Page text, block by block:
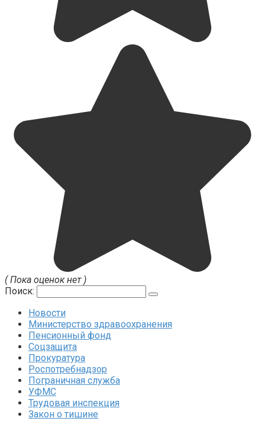
( Пока оценок нет )
Поиск:
Новости
Министерство здравоохранения
Пенсионный фонд
Соцзащита
Прокуратура
Роспотребнадзор
Пограничная служба
УФМС
Трудовая инспекция
Закон о тишине